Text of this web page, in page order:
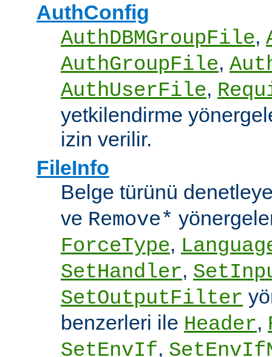
AuthConfig
AuthDBMGroupFile,
AuthGroupFile,
AuthUserFile,
yetkilendirme
izin verilir.
FileInfo
Belge türünü
ve Remove*
ForceType,
SetHandler,
SetOutputFilter
benzerleri ile Header,
SetEnvIf,